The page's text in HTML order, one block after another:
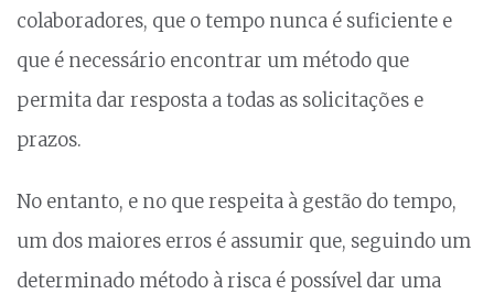
colaboradores, que o tempo nunca é suficiente e
que é necessário encontrar um método que
permita dar resposta a todas as solicitações e
prazos.
No entanto, e no que respeita à gestão do tempo,
um dos maiores erros é assumir que, seguindo um
determinado método à risca é possível dar uma